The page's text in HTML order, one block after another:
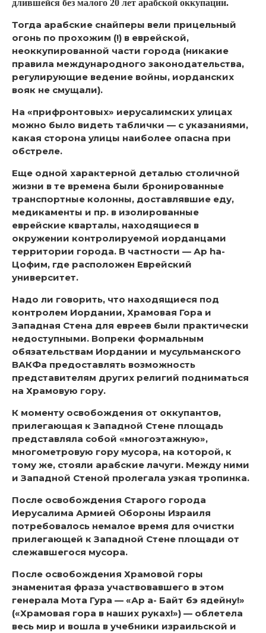
длившейся без малого 20 лет арабской оккупации.
Тогда арабские снайперы вели прицельный
огонь по прохожим (!) в еврейской,
неоккупированной части города (никакие
правила международного законодательства,
регулирующие ведение войны, иорданских
вояк не смущали).
На «прифронтовых» иерусалимских улицах
можно было видеть таблички — с указаниями,
какая сторона улицы наиболее опасна при
обстреле.
Еще одной характерной деталью столичной
жизни в те времена были бронированные
транспортные колонны, доставлявшие еду,
медикаменты и пр. в изолированные
еврейские кварталы, находящиеся в
окружении контролируемой иорданцами
территории города. В частности — Ар hа-
Цофим, где расположен Еврейский
университет.
Надо ли говорить, что находящиеся под
контролем Иордании, Храмовая Гора и
Западная Стена для евреев были практически
недоступными. Вопреки формальным
обязательствам Иордании и мусульманского
ВАКФа предоставлять возможность
представителям других религий подниматься
на Храмовую гору.
К моменту освобождения от оккупантов,
прилегающая к Западной Стене площадь
представляла собой «многоэтажную»,
многометровую гору мусора, на которой, к
тому же, стояли арабские лачуги. Между ними
и Западной Стеной пролегала узкая тропинка.
После освобождения Старого города
Иерусалима Армией Обороны Израиля
потребовалось немалое время для очистки
прилегающей к Западной Стене площади от
слежавшегося мусора.
После освобождения Храмовой горы
знаменитая фраза участвовавшего в этом
генерала Мота Гура — «Ар а- Байт бэ ядейну!»
(«Храмовая гора в наших руках!») — облетела
весь мир и вошла в учебники израильской и